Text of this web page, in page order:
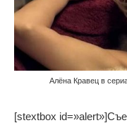
Алёна Кравец в
[stextbox